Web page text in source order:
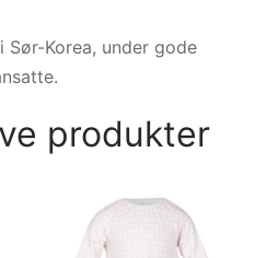
Sør-Korea, under gode
produkter